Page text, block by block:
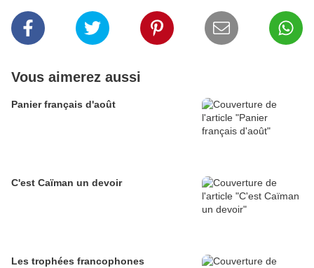
Vous aimerez aussi
Panier français d'août
C'est Caïman un devoir
Les trophées francophones